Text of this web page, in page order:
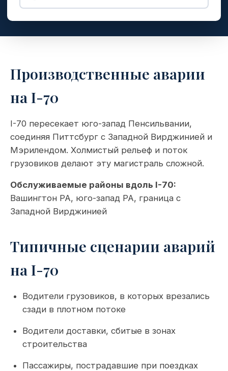
Производственные аварии
на I-70
I-70 пересекает юго-запад Пенсильвании,
соединяя Питтсбург с Западной Вирджинией и
Мэрилендом. Холмистый рельеф и поток
грузовиков делают эту магистраль сложной.
Обслуживаемые районы вдоль I-70:
Вашингтон PA, юго-запад PA, граница с
Западной Вирджинией
Типичные сценарии аварий
на I-70
Водители грузовиков, в которых врезались
сзади в плотном потоке
Водители доставки, сбитые в зонах
строительства
Пассажиры, пострадавшие при поездках